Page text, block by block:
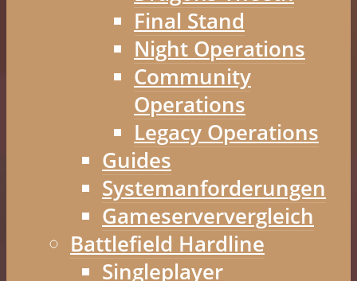
Final Stand
Night Operations
Community
Operations
Legacy Operations
Guides
Systemanforderungen
Gameserververgleich
Battlefield Hardline
Singleplayer